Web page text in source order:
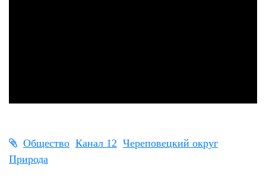
Общество Канал 12 Череповецкий округ
Природа